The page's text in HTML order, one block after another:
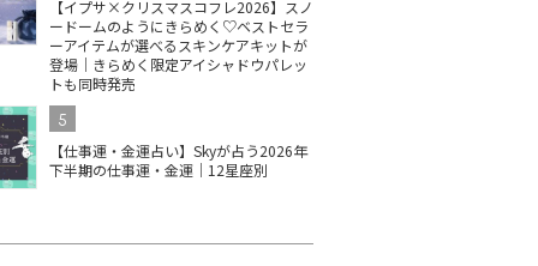
【イプサ×クリスマスコフレ2026】スノ
ードームのようにきらめく♡ベストセラ
ーアイテムが選べるスキンケアキットが
登場｜きらめく限定アイシャドウパレッ
トも同時発売
5
【仕事運・金運占い】Skyが占う2026年
下半期の仕事運・金運｜12星座別